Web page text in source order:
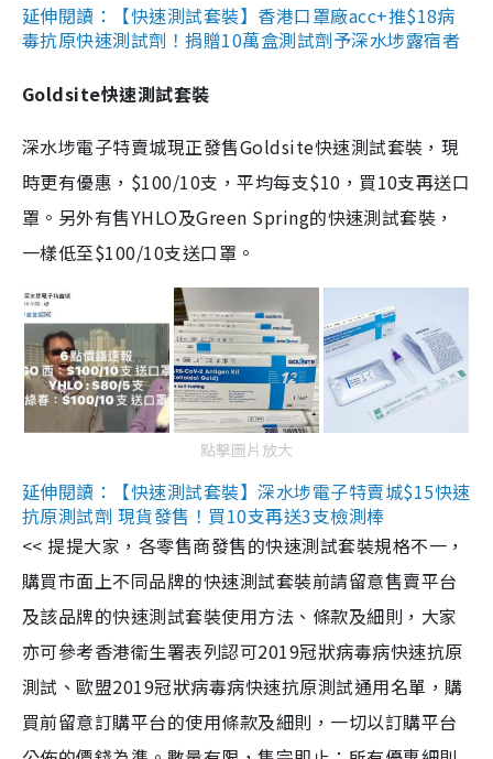
延伸閱讀：【快速測試套裝】香港口罩廠acc+推$18病
毒抗原快速測試劑！捐贈10萬盒測試劑予深水埗露宿者
Goldsite快速測試套裝
深水埗電子特賣城現正發售Goldsite快速測試套裝，現
時更有優惠，$100/10支，平均每支$10，買10支再送口
罩。另外有售YHLO及Green Spring的快速測試套裝，
一樣低至$100/10支送口罩。
點擊圖片放大
延伸閱讀：【快速測試套裝】深水埗電子特賣城$15快速
抗原測試劑 現貨發售！買10支再送3支檢測棒
<< 提提大家，各零售商發售的快速測試套裝規格不一，
購買市面上不同品牌的快速測試套裝前請留意售賣平台
及該品牌的快速測試套裝使用方法、條款及細則，大家
亦可參考香港衞生署表列認可2019冠狀病毒病快速抗原
測試、歐盟2019冠狀病毒病快速抗原測試通用名單，購
買前留意訂購平台的使用條款及細則，一切以訂購平台